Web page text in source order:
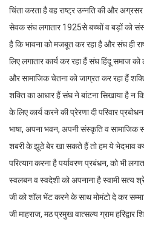
चिंता करता है वह राष्ट्र उन्नति की और अग्रसर
सेवक संघ लगातार 1925से बच्चों व बड़ों को
है कि भावना को मजबूत कर रहा है और संघ ही
लिए लगातार कार्य कर रहा हैं संघ हिंदू समाज
और सामाजिक चेतना को जाग्रत कर रहा हैं शक्ति
शक्ति का आधार हैं संघ ने बांटना सिखाया है न
के लिए कार्य करने की प्रेरणा दी परिवार
भाषा, अपना भवन, अपनी संस्कृति व सामाजिक
शबरी के झूठे बेर खा सकते हैं तो हम ये भेदभाव
परित्याग करना है पर्यावरण प्रबंधन, को भी
स्वलबन व स्वदेशी को अपनाना है स्वामी सत्य
जी को शॉल भेंट करने के साथ मोमंटो दे कर
जी माहराज, मठ प्रमुख वात्सल्य ग्राम हरिद्वार